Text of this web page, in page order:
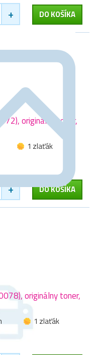
+ DO KOŠÍKA
originálny toner,
1 zlaťák
+ DO KOŠÍKA
originálny toner,
1 zlaťák